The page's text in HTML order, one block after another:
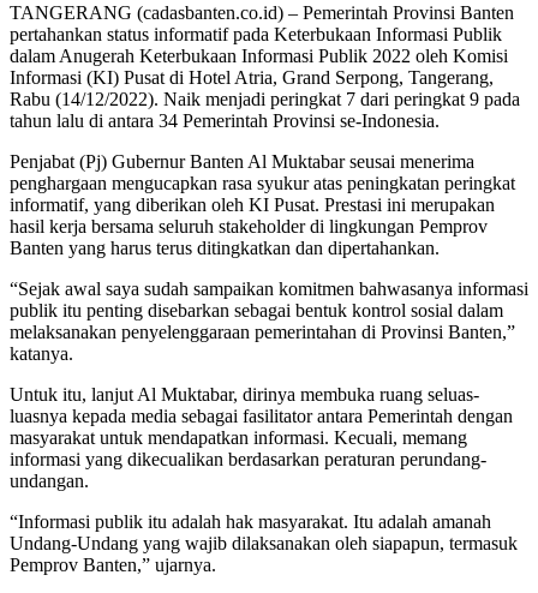
TANGERANG (cadasbanten.co.id) – Pemerintah Provinsi Banten
pertahankan status informatif pada Keterbukaan Informasi Publik
dalam Anugerah Keterbukaan Informasi Publik 2022 oleh Komisi
Informasi (KI) Pusat di Hotel Atria, Grand Serpong, Tangerang,
Rabu (14/12/2022). Naik menjadi peringkat 7 dari peringkat 9 pada
tahun lalu di antara 34 Pemerintah Provinsi se-Indonesia.
Penjabat (Pj) Gubernur Banten Al Muktabar seusai menerima
penghargaan mengucapkan rasa syukur atas peningkatan peringkat
informatif, yang diberikan oleh KI Pusat. Prestasi ini merupakan
hasil kerja bersama seluruh stakeholder di lingkungan Pemprov
Banten yang harus terus ditingkatkan dan dipertahankan.
“Sejak awal saya sudah sampaikan komitmen bahwasanya informasi
publik itu penting disebarkan sebagai bentuk kontrol sosial dalam
melaksanakan penyelenggaraan pemerintahan di Provinsi Banten,”
katanya.
Untuk itu, lanjut Al Muktabar, dirinya membuka ruang seluas-
luasnya kepada media sebagai fasilitator antara Pemerintah dengan
masyarakat untuk mendapatkan informasi. Kecuali, memang
informasi yang dikecualikan berdasarkan peraturan perundang-
undangan.
“Informasi publik itu adalah hak masyarakat. Itu adalah amanah
Undang-Undang yang wajib dilaksanakan oleh siapapun, termasuk
Pemprov Banten,” ujarnya.